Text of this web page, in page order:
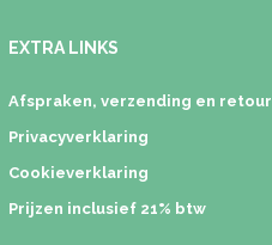
EXTRA LINKS
Afspraken, verzending en retour
Privacyverklaring
Cookieverklaring
Prijzen inclusief 21% btw